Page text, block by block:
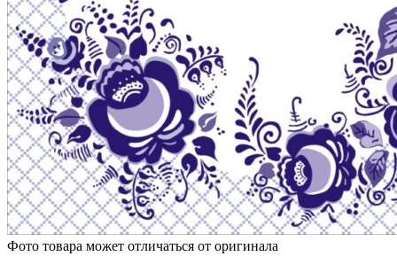
Фото товара может отличаться от оригинала